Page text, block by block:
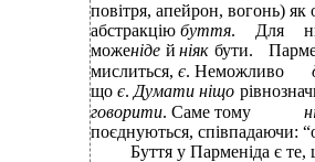
повітря, апейрон, вогонь) як
абстракцію буття. Для
моженіде й ніяк бути.
мислиться, є. Неможливо
що є. Думати ніщо
говорити. Саме тому
поєднуються, співпадаючи:
Буття у Парменіда є